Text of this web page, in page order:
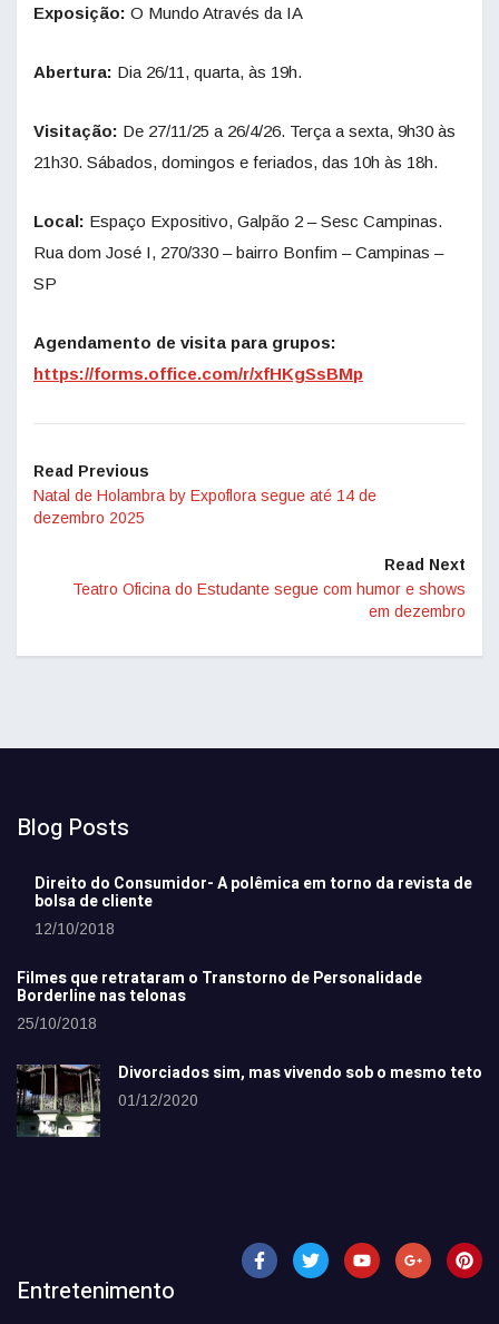
Exposição: O Mundo Através da IA
Abertura: Dia 26/11, quarta, às 19h.
Visitação: De 27/11/25 a 26/4/26. Terça a sexta, 9h30 às
21h30. Sábados, domingos e feriados, das 10h às 18h.
Local: Espaço Expositivo, Galpão 2 – Sesc Campinas.
Rua dom José I, 270/330 – bairro Bonfim – Campinas –
SP
Agendamento de visita para grupos:
https://forms.office.com/r/xfHKgSsBMp
Read Previous
Natal de Holambra by Expoflora segue até 14 de
dezembro 2025
Read Next
Teatro Oficina do Estudante segue com humor e shows
em dezembro
Blog Posts
Direito do Consumidor- A polêmica em torno da revista de
bolsa de cliente
12/10/2018
Filmes que retrataram o Transtorno de Personalidade
Borderline nas telonas
25/10/2018
Divorciados sim, mas vivendo sob o mesmo teto
01/12/2020
Entretenimento